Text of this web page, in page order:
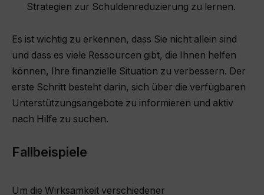
Strategien zur Schuldenreduzierung zu lernen.
Es ist wichtig zu erkennen, dass Sie nicht allein sind
und dass es viele Ressourcen gibt, die Ihnen helfen
können, Ihre finanzielle Situation zu verbessern. Der
erste Schritt besteht darin, sich über die verfügbaren
Unterstützungsangebote zu informieren und aktiv
nach Hilfe zu suchen.
Fallbeispiele
Um die Wirksamkeit verschiedener